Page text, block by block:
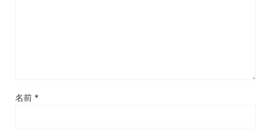
名前 *